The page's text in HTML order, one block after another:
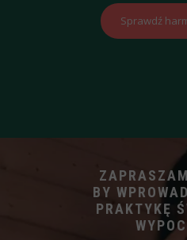
Sprawdź
BY
PRAKTYKĘ